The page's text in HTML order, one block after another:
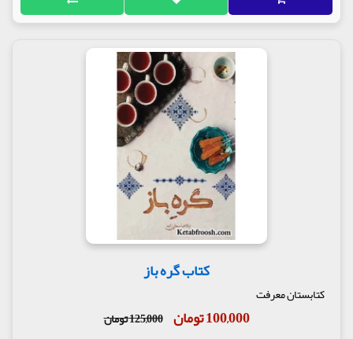
کتاب گره باز
کتابستان معرفت
100,000 تومان 125,000 تومان